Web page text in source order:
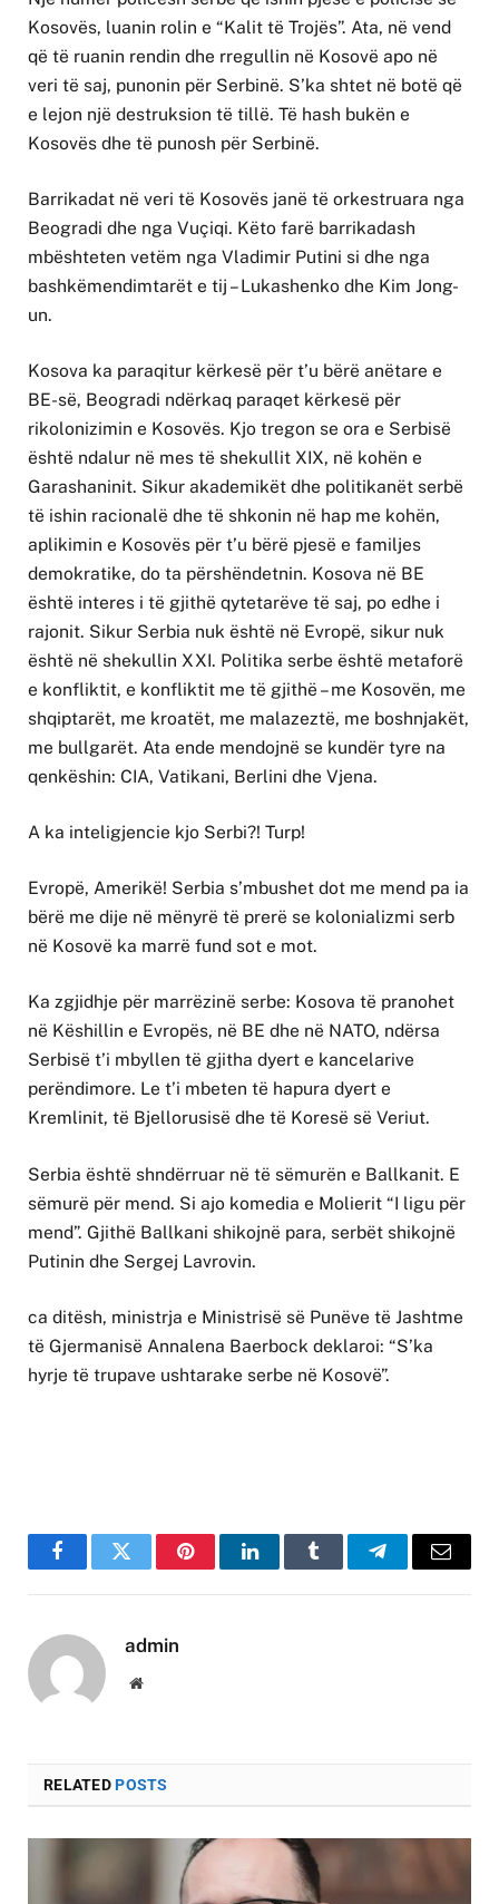
Kosovës, luanin rolin e “Kalit të Trojës”. Ata, në vend
që të ruanin rendin dhe rregullin në Kosovë apo në
veri të saj, punonin për Serbinë. S’ka shtet në botë që
e lejon një destruksion të tillë. Të hash bukën e
Kosovës dhe të punosh për Serbinë.
Barrikadat në veri të Kosovës janë të orkestruara nga
Beogradi dhe nga Vuçiqi. Këto farë barrikadash
mbështeten vetëm nga Vladimir Putini si dhe nga
bashkëmendimtarët e tij – Lukashenko dhe Kim Jong-
un.
Kosova ka paraqitur kërkesë për t’u bërë anëtare e
BE-së, Beogradi ndërkaq paraqet kërkesë për
rikolonizimin e Kosovës. Kjo tregon se ora e Serbisë
është ndalur në mes të shekullit XIX, në kohën e
Garashaninit. Sikur akademikët dhe politikanët serbë
të ishin racionalë dhe të shkonin në hap me kohën,
aplikimin e Kosovës për t’u bërë pjesë e familjes
demokratike, do ta përshëndetnin. Kosova në BE
është interes i të gjithë qytetarëve të saj, po edhe i
rajonit. Sikur Serbia nuk është në Evropë, sikur nuk
është në shekullin XXI. Politika serbe është metaforë
e konfliktit, e konfliktit me të gjithë – me Kosovën, me
shqiptarët, me kroatët, me malazeztë, me boshnjakët,
me bullgarët. Ata ende mendojnë se kundër tyre na
qenkëshin: CIA, Vatikani, Berlini dhe Vjena.
A ka inteligjencie kjo Serbi?! Turp!
Evropë, Amerikë! Serbia s’mbushet dot me mend pa ia
bërë me dije në mënyrë të prerë se kolonializmi serb
në Kosovë ka marrë fund sot e mot.
Ka zgjidhje për marrëzinë serbe: Kosova të pranohet
në Këshillin e Evropës, në BE dhe në NATO, ndërsa
Serbisë t’i mbyllen të gjitha dyert e kancelarive
perëndimore. Le t’i mbeten të hapura dyert e
Kremlinit, të Bjellorusisë dhe të Koresë së Veriut.
Serbia është shndërruar në të sëmurën e Ballkanit. E
sëmurë për mend. Si ajo komedia e Molierit “I ligu për
mend”. Gjithë Ballkani shikojnë para, serbët shikojnë
Putinin dhe Sergej Lavrovin.
ca ditësh, ministrja e Ministrisë së Punëve të Jashtme
të Gjermanisë Annalena Baerbock deklaroi: “S’ka
hyrje të trupave ushtarake serbe në Kosovë”.
FacebookTwitter PinterestLinkedInTumblr TelegramEmail
admin
Website
RELATEDPOSTS